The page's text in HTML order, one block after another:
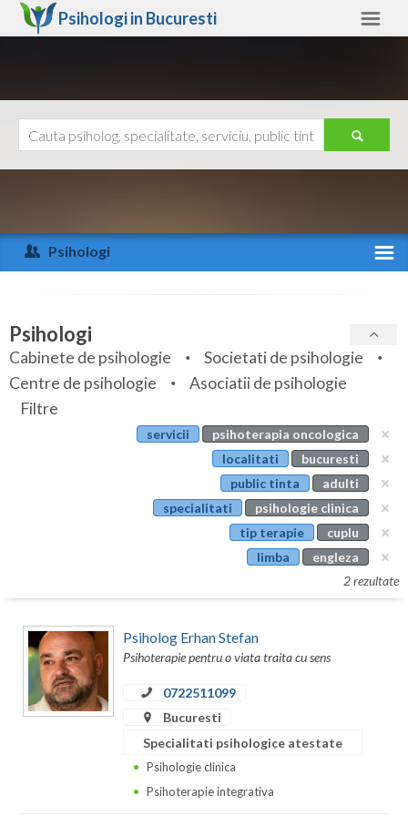
Psihologi in Bucuresti
Arad
Arges
Bihor
Bistrita-Nasaud
Botosani
Calarasi
Caras-Severin
Cluj
Constanta
Ajutor
Psihologi
Specialitati
Servicii
Articole
Psihologi
Cabinete de psihologie
Societati de psihologie
Centre de psihologie
Asociatii de psihologie
Filtre
servicii
psihoterapia oncologica
localitati
bucuresti
public tinta
adulti
specialitati
psihologie clinica
tip terapie
cuplu
limba
engleza
2 rezultate
Psiholog Erhan Stefan
Psihoterapie pentru o viata traita cu sens
0722511099
Bucuresti
Specialitati psihologice atestate
Psihologie clinica
Psihoterapie integrativa